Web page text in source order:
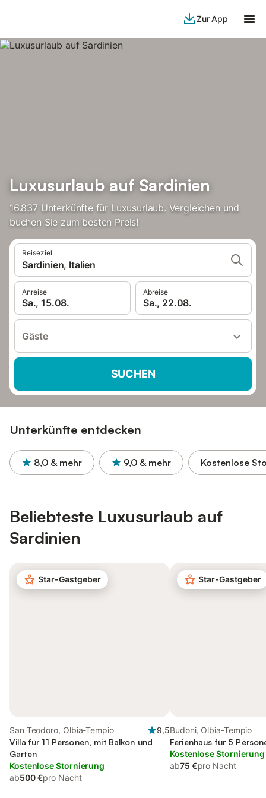
Zur App
Luxusurlaub auf Sardinien
16.837 Unterkünfte für Luxusurlaub. Vergleichen und
buchen Sie zum besten Preis!
Reiseziel
Sardinien, Italien
Anreise
Sa., 15.08.
Abreise
Sa., 22.08.
Gäste
SUCHEN
Unterkünfte entdecken
8,0 & mehr 9,0 & mehr Kostenlose
Beliebteste Luxusurlaub auf
Sardinien
Star-Gastgeber
San Teodoro, Olbia-Tempio
9,5
Villa für 11 Personen, mit Balkon und
Garten
Kostenlose Stornierung
ab500 €pro Nacht
Star-Gastgeber
Budoni, Olbia-Tempio
Ferienhaus für 5
Kostenlose Stornierung
ab75 €pro Nacht